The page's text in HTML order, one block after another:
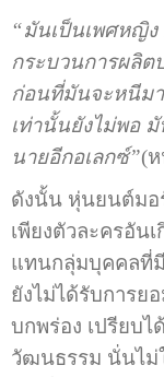
“มันเป็นเพศหญิง
กระบวนการผลิต
ก่อนที่มันจะหนีม
เท่านั้นยังไม่พอ มั
นายอีกอเลกซ์”(
ดังนั้น หุ่นยนต์มอ
เพียงตัวละครอัน
แทนกลุ่มบุคคลที่มี
ยังไม่ได้รับการย
บกพร่อง เปรียบ
วัฒนธรรม นั่นไม่